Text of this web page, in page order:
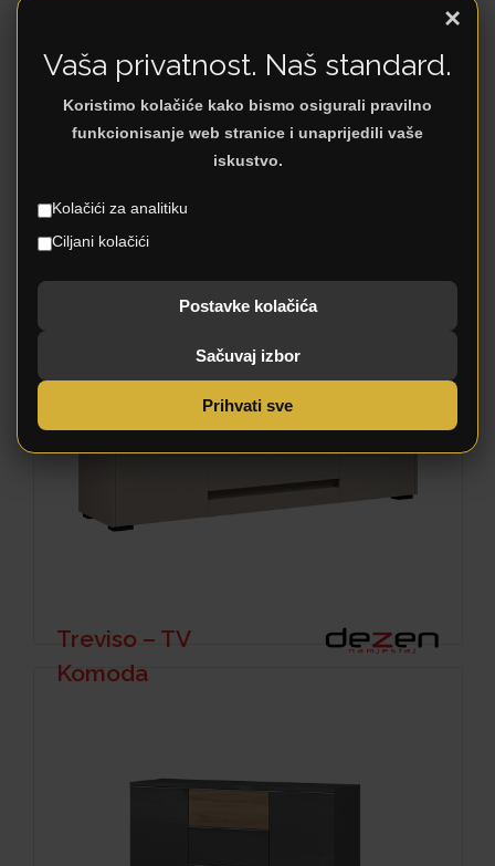
Treviso –
Treviso – TV
Komoda
×
Vaša privatnost. Naš standard.
Koristimo kolačiće kako bismo osigurali pravilno
funkcionisanje web stranice i unaprijedili vaše
iskustvo.
Kolačići za analitiku
Ciljani kolačići
Postavke kolačića
Sačuvaj izbor
Prihvati sve